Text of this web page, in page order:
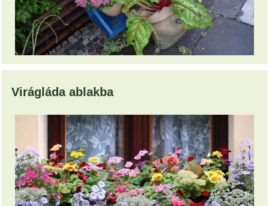
Virágláda ablakba